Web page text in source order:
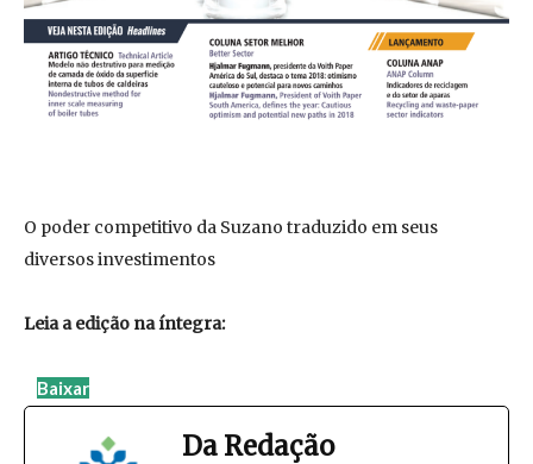
O poder competitivo da Suzano traduzido em seus
diversos investimentos
Leia a edição na íntegra:
Baixar
Da Redação